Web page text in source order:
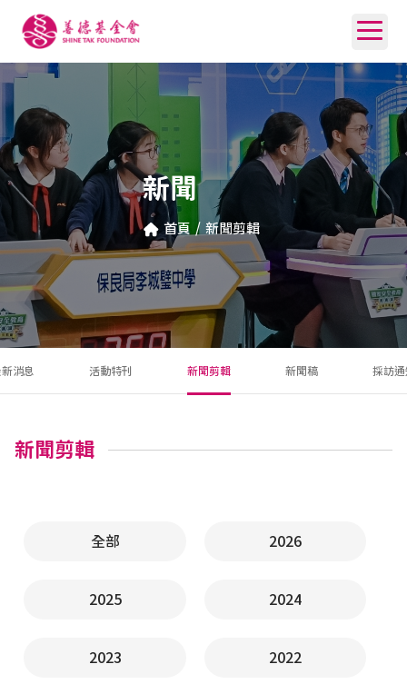
新聞
首頁 / 新聞剪輯
消息 活動特刊 新聞剪輯 新聞稿 採訪通
新聞剪輯
全部 2026
2025 2024
2023 2022